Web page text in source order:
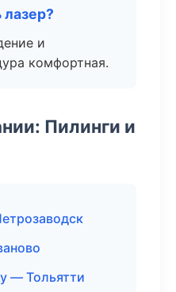
лазер?
и
комфортная.
Пилинги и
— Тольятти